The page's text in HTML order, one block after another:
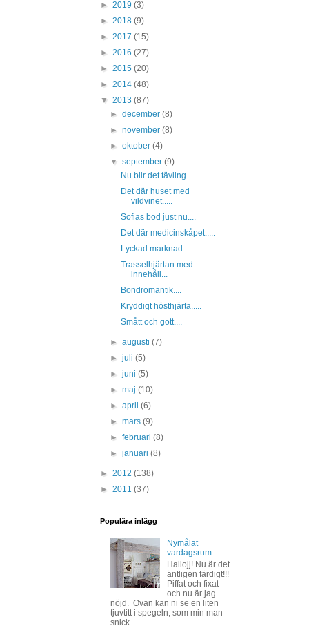
► 2019 (3)
► 2018 (9)
► 2017 (15)
► 2016 (27)
► 2015 (20)
► 2014 (48)
▼ 2013 (87)
►december(8)
►november(8)
►oktober(4)
▼september(9)
Nu blir det tävling....
Det där huset med
vildvinet.....
Sofias bod just nu....
Det där medicinskåpet.....
Lyckad marknad....
Trasselhjärtan med
innehåll...
Bondromantik....
Kryddigt hösthjärta.....
Smått och gott....
►augusti(7)
►juli(5)
►juni(5)
►maj(10)
►april(6)
►mars(9)
►februari(8)
►januari(8)
► 2012 (138)
► 2011 (37)
Populära inlägg
Nymålat
vardagsrum .....
Hallojj! Nu är det
äntligen färdigt!!!
Piffat och fixat
och nu är jag
nöjd. Ovan kan ni se en liten
tjuvtitt i spegeln, som min man
snick...